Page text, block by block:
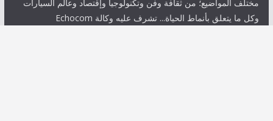
مختلف المواضيع؛ من ثقافة وفن وتكنولوجيا وإقتصاد وعالم السيارات
وكل ما يتعلق بأنماط الحياة... تشرف عليه وكالة Echocom